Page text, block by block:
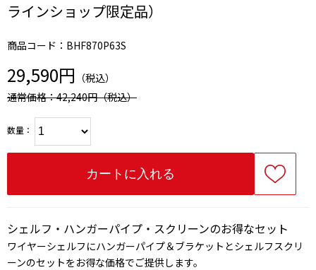
ラインショップ限定品）
商品コード：BHF870P63S
29,590円 （税込）
通常価格：42,240円（税込）
数量：
シェルフ・ハンガーパイプ・スクリーンのお得なセット
ワイヤーシェルフにハンガーパイプ＆ブラケットとシェルフスクリ
ーンのセットをお得な価格でご提供します。